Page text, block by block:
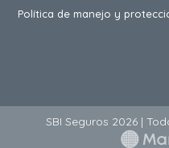
Política de manejo y
SBI Seguros 2026 |